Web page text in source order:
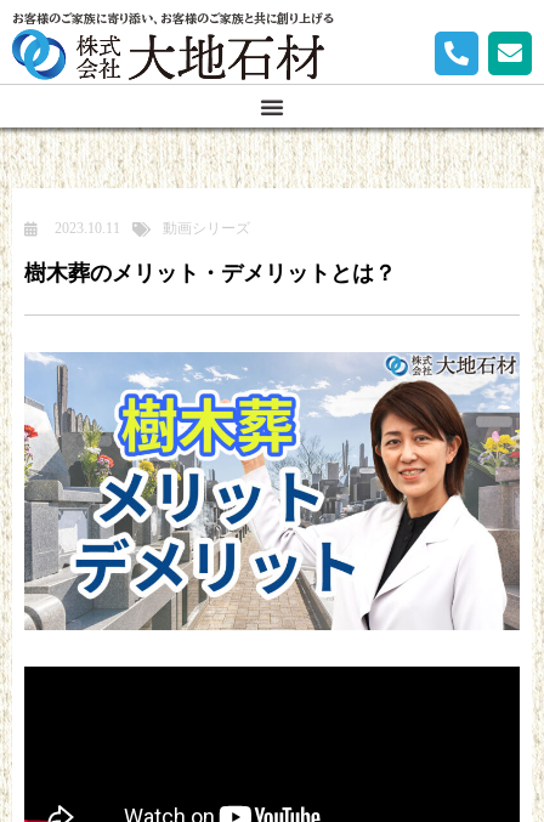
お客様のご家族に寄り添い、お客様のご家族と共に創り上げる
2023.10.11 動画シリーズ
樹木葬のメリット・デメリットとは？